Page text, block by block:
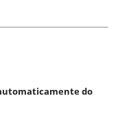
do